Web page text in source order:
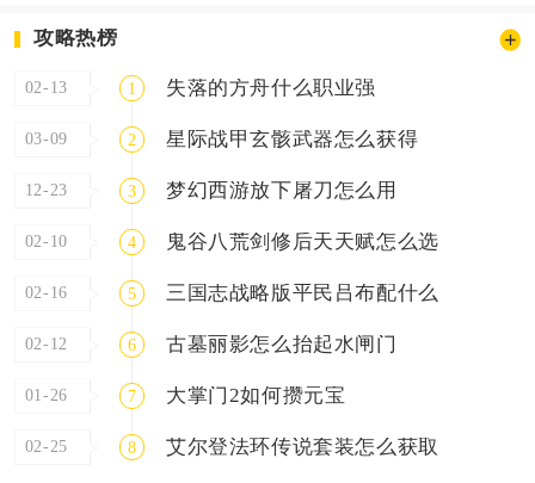
攻略热榜
02-13 1 失落的方舟什么职业强
03-09 2 星际战甲玄骸武器怎么获得
12-23 3 梦幻西游放下屠刀怎么用
02-10 4 鬼谷八荒剑修后天天赋怎么选
02-16 5 三国志战略版平民吕布配什么
02-12 6 古墓丽影怎么抬起水闸门
01-26 7 大掌门2如何攒元宝
02-25 8 艾尔登法环传说套装怎么获取